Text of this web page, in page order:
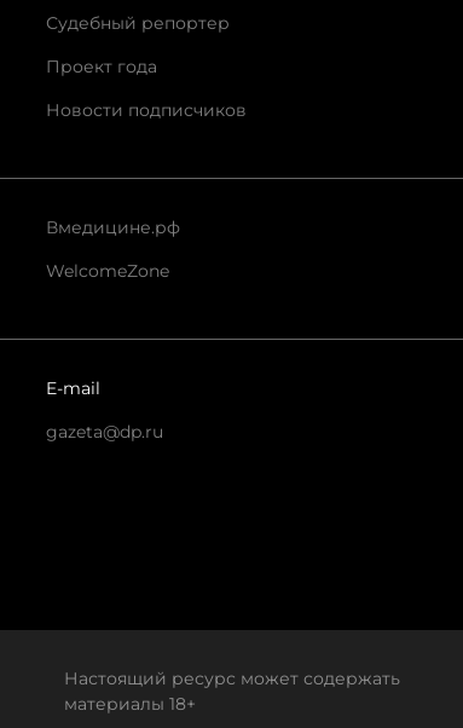
Судебный репортер
Проект года
Новости подписчиков
Вмедицине.рф
WelcomeZone
E-mail
gazeta@dp.ru
Настоящий ресурс может содержать
материалы 18+